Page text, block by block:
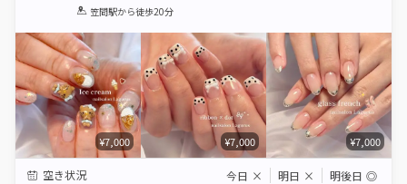
1 2 3 4 5
笠間駅から徒歩20分
¥7,000 ¥7,000 ¥7,000
空き状況 今日 × 明日 × 明後日 ◎